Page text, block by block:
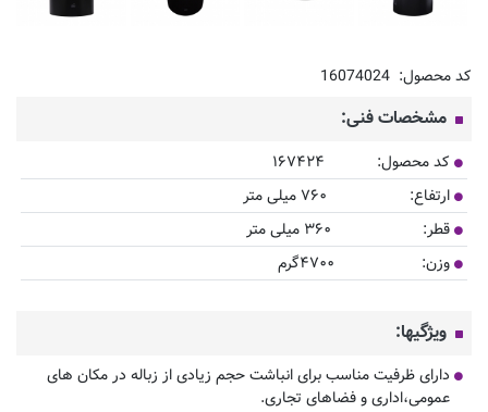
کد محصول: 16074024
مشخصات فنی:
کد محصول:
۱۶۷۴۲۴
ارتفاع:
۷۶۰ میلی متر
قطر:
۳۶۰ میلی متر
وزن:
۴۷۰۰گرم
ویژگیها:
دارای ظرفیت مناسب برای انباشت حجم زیادی از زباله در مکان های
عمومی،اداری و فضاهای تجاری.